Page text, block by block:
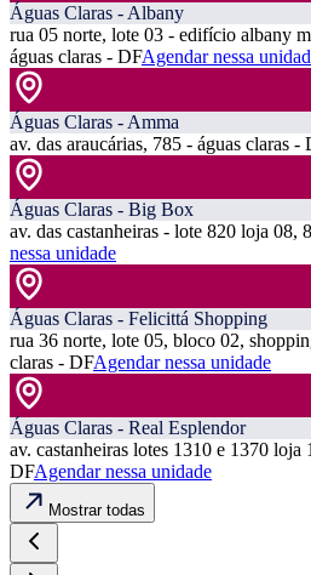
Águas Claras - Albany
rua 05 norte, lote 03 - edifício albany
águas claras - DFAgendar nessa
Águas Claras - Amma
av. das araucárias, 785 - águas claras -
Águas Claras - Big Box
av. das castanheiras - lote 820 loja 08,
nessa unidade
Águas Claras - Felicittá Shopping
rua 36 norte, lote 05, bloco 02,
claras - DFAgendar nessa unidade
Águas Claras - Real Esplendor
av. castanheiras lotes 1310 e 1370 loja
DFAgendar nessa unidade
Mostrar todas